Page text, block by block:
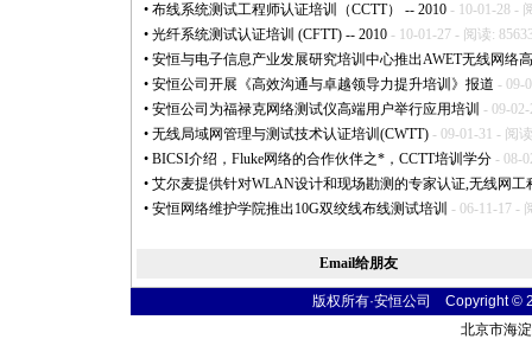
• 布线系统测试工程师认证培训（CCTT） -- 2010 - 10-01-28 -
• 光纤系统测试认证培训 (CFTT) -- 2010 - 10-01-27 - 阅读:
• 安恒与电子信息产业发展研究培训中心推出AWET无线网络高
• 安恒公司开展《高效沟通与卓越领导力提升培训》报道 - 09-
• 安恒公司为福禄克网络测试仪高端用户举行应用培训 - 09-
• 无线局域网管理与测试技术认证培训(CWTT) - 09-01-31 - 阅
• BICSI介绍，Fluke网络的合作伙伴之* ，CCTT培训学分 - 08-
• 艾尔麦提供针对WLAN设计和现场勘测的专家认证,无线网工
• 安恒网络维护学院推出10G双绞线布线测试培训 - 06-11-17 -
Email给朋友
版权所有·安恒公司 Copyright
北京市海